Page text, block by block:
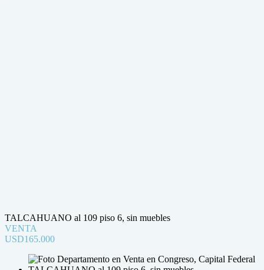
TALCAHUANO al 109 piso 6, sin muebles
VENTA
USD165.000